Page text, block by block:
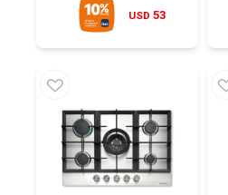
USD 53